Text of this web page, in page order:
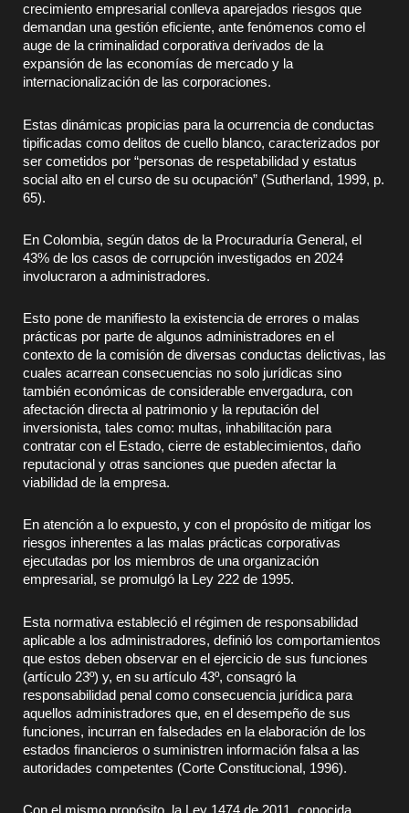
crecimiento empresarial conlleva aparejados riesgos que
demandan una gestión eficiente, ante fenómenos como el
auge de la criminalidad corporativa derivados de la
expansión de las economías de mercado y la
internacionalización de las corporaciones.
Estas dinámicas propicias para la ocurrencia de conductas
tipificadas como delitos de cuello blanco, caracterizados por
ser cometidos por “personas de respetabilidad y estatus
social alto en el curso de su ocupación” (Sutherland, 1999, p.
65).
En Colombia, según datos de la Procuraduría General, el
43% de los casos de corrupción investigados en 2024
involucraron a administradores.
Esto pone de manifiesto la existencia de errores o malas
prácticas por parte de algunos administradores en el
contexto de la comisión de diversas conductas delictivas, las
cuales acarrean consecuencias no solo jurídicas sino
también económicas de considerable envergadura, con
afectación directa al patrimonio y la reputación del
inversionista, tales como: multas, inhabilitación para
contratar con el Estado, cierre de establecimientos, daño
reputacional y otras sanciones que pueden afectar la
viabilidad de la empresa.
En atención a lo expuesto, y con el propósito de mitigar los
riesgos inherentes a las malas prácticas corporativas
ejecutadas por los miembros de una organización
empresarial, se promulgó la Ley 222 de 1995.
Esta normativa estableció el régimen de responsabilidad
aplicable a los administradores, definió los comportamientos
que estos deben observar en el ejercicio de sus funciones
(artículo 23º) y, en su artículo 43º, consagró la
responsabilidad penal como consecuencia jurídica para
aquellos administradores que, en el desempeño de sus
funciones, incurran en falsedades en la elaboración de los
estados financieros o suministren información falsa a las
autoridades competentes (Corte Constitucional, 1996).
Con el mismo propósito, la Ley 1474 de 2011, conocida